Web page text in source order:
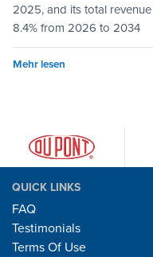
2025, and its total
8.4% from 2026 to 2034
Mehr lesen
QUICK LINKS
FAQ
Testimonials
Terms Of Use